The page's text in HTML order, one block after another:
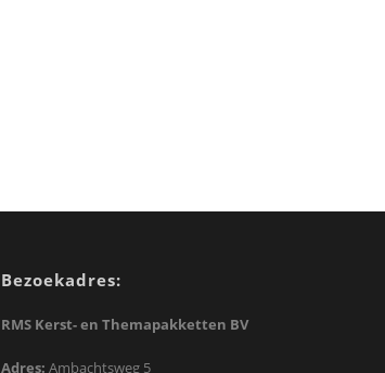
Bezoekadres:
RMS Kerst- en Themapakketten BV
Adres: Ambachtsweg 5